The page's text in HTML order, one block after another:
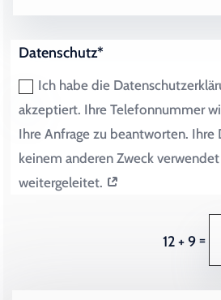
Datenschutz*
Ich habe die
akzeptiert. Ihre Telefonnummer
Ihre Anfrage zu beantworten. Ihre
keinem anderen Zweck
weitergeleitet.
12 + 9=